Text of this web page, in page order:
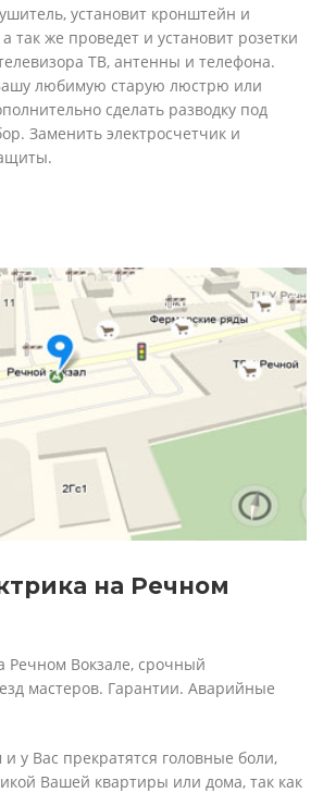
установит кронштейн и
так же проведет и установит розетки
ТВ, антенны и телефона.
любимую старую люстрю или
сделать разводку под
Заменить электросчетчик и
на Речном
Речном Вокзале, срочный
мастеров. Гарантии. Аварийные
у Вас прекратятся головные боли,
Вашей квартиры или дома, так как